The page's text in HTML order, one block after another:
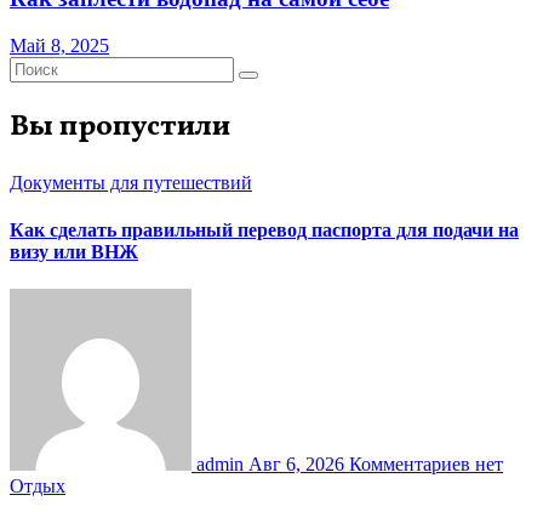
Май 8, 2025
Вы пропустили
Документы для путешествий
Как сделать правильный перевод паспорта для подачи на
визу или ВНЖ
admin Авг 6, 2026 Комментариев нет
Отдых